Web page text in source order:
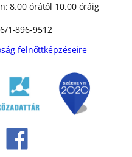
8.00 órától 10.00 óráig
1-896-9512
felnőttképzéseire